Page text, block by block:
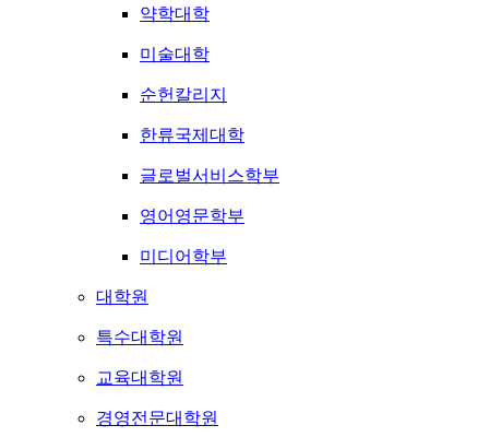
약학대학
미술대학
순헌칼리지
한류국제대학
글로벌서비스학부
영어영문학부
미디어학부
대학원
특수대학원
교육대학원
경영전문대학원